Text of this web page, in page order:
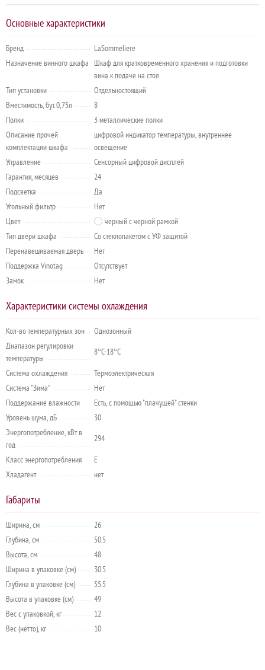
Основные характеристики
Бренд
LaSommeliere
Назначение винного шкафа
Шкаф для кратковременного хранения и подготовки
вина к подаче на стол
Тип установки
Отдельностоящий
Вместимость, бут. 0,75л
8
Полки
3 металлические полки
Описание прочей
комплектации шкафа
цифровой индикатор температуры, внутреннее
освещение
Управление
Сенсорный цифровой дисплей
Гарантия, месяцев
24
Подсветка
Да
Угольный фильтр
Нет
Цвет
черный с черной рамкой
Тип двери шкафа
Со стеклопакетом с УФ защитой
Перенавешиваемая дверь
Нет
Поддержка Vinotag
Отсутствует
Замок
Нет
Характеристики системы охлаждения
Кол-во температурных зон
Однозонный
Диапазон регулировки
температуры
8°C-18°C
Система охлаждения
Термоэлектрическая
Система "Зима"
Нет
Поддержание влажности
Есть, с помощью "плачущей" стенки
Уровень шума, дБ
30
Энергопотребление, кВт в
год
294
Класс энергопотребления
E
Хладагент
нет
Габариты
Ширина, см
26
Глубина, см
50.5
Высота, см
48
Ширина в упаковке (см)
30.5
Глубина в упаковке (см)
55.5
Высота в упаковке (см)
49
Вес с упаковкой, кг
12
Вес (нетто), кг
10